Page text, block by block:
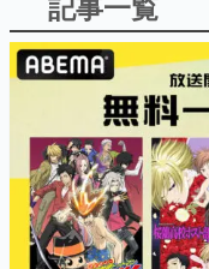
若ゲの
『うつヌケ
一先生に
なんで
ゲーム開発
具体的な
です。
ゲーム
「経験値」
の起源や用
イニーP氏